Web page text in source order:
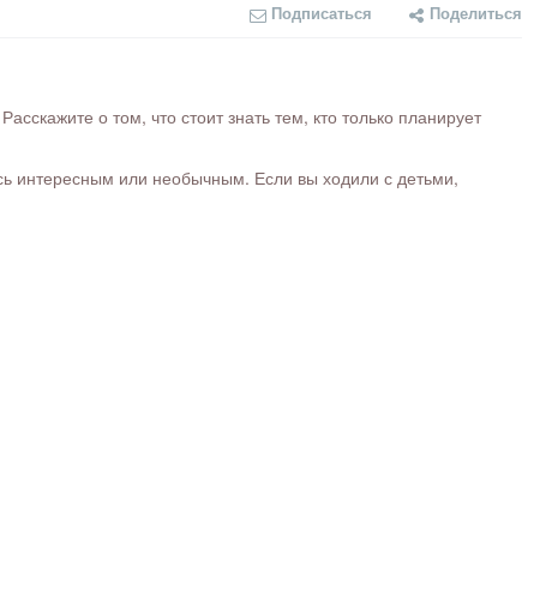
Подписаться Поделиться
о том, что стоит знать тем, кто только планирует
интересным или необычным. Если вы ходили с детьми,